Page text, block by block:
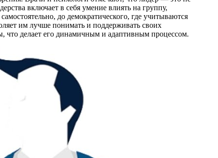
включает в себя умение влиять на группу,
до демократического, где учитываются
им лучше понимать и поддерживать своих
что делает его динамичным и адаптивным процессом.